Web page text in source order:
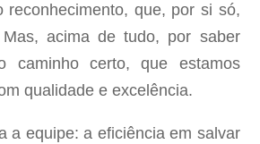
reconhecimento, que, por si só,
acima de tudo, por saber
caminho certo, que estamos
qualidade e excelência.
a equipe: a eficiência em salvar